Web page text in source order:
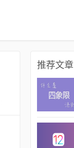
推荐文章